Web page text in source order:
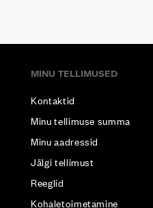
MINU TELLIMUSED
Kontaktid
Minu tellimuse summa
Minu aadressid
Jälgi tellimust
Reeglid
Kohaletoimetamine